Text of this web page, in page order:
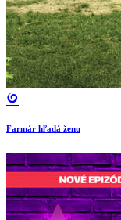
Farmár hľadá ženu